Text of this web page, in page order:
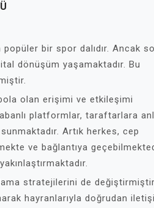
bir spor dalıdır. Ancak
dönüşüm yaşamaktadır. Bu
olan erişimi ve etkileşimi
platformlar, taraftarlara
Artık herkes, cep
ve bağlantıya
stratejilerini de
hayranlarıyla doğrudan